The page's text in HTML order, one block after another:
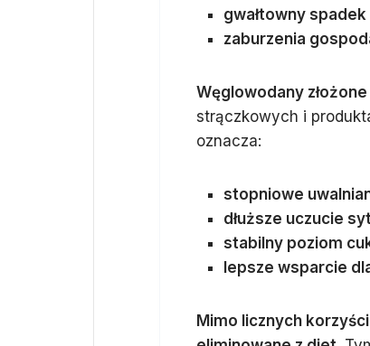
gwałtowny
zaburzenia
Węglowodany złożone
strączkowych i
oznacza:
stopniowe
dłuższe uczucie
stabilny poziom
lepsze wsparcie
Mimo licznych